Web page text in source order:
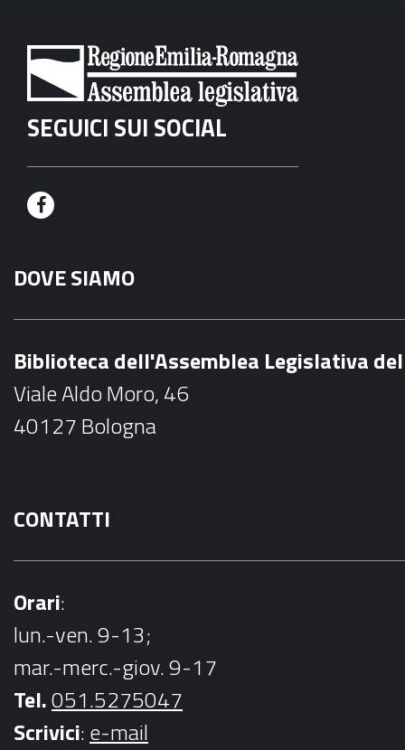
SEGUICI SUI SOCIAL
F
c
e
k
DOVE SIAMO
Biblioteca dell'Assemblea Legislativa
Viale Aldo Moro, 46
40127 Bologna
CONTATTI
Orari:
lun.-ven. 9-13;
mar.-merc.-giov. 9-17
Tel.051.5275047
Scrivici:e-mail